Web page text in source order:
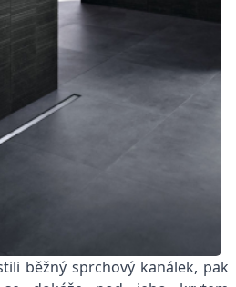
běžný sprchový kanálek, pak